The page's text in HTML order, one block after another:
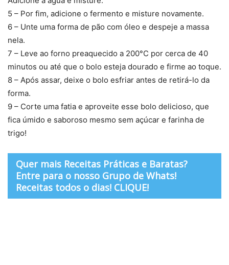
5 – Por fim, adicione o fermento e misture novamente.
6 – Unte uma forma de pão com óleo e despeje a massa
nela.
7 – Leve ao forno preaquecido a 200°C por cerca de 40
minutos ou até que o bolo esteja dourado e firme ao toque.
8 – Após assar, deixe o bolo esfriar antes de retirá-lo da
forma.
9 – Corte uma fatia e aproveite esse bolo delicioso, que
fica úmido e saboroso mesmo sem açúcar e farinha de
trigo!
Quer mais Receitas Práticas e Baratas?
Entre para o nosso Grupo de Whats!
Receitas todos o dias! CLIQUE!